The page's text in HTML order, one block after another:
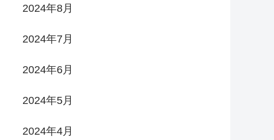
2024年8月
2024年7月
2024年6月
2024年5月
2024年4月